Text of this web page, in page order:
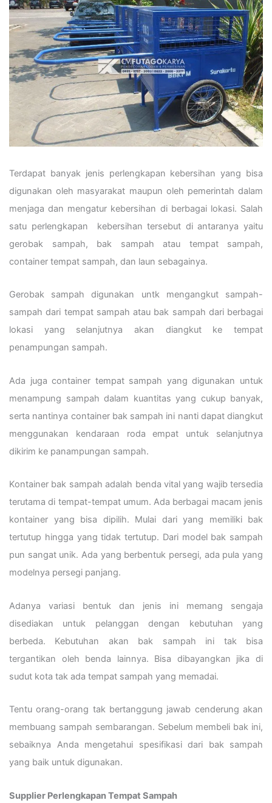
Terdapat banyak jenis perlengkapan kebersihan yang bisa
digunakan oleh masyarakat maupun oleh pemerintah dalam
menjaga dan mengatur kebersihan di berbagai lokasi. Salah
satu perlengkapan kebersihan tersebut di antaranya yaitu
gerobak sampah, bak sampah atau tempat sampah,
container tempat sampah, dan laun sebagainya.
Gerobak sampah digunakan untk mengangkut sampah-
sampah dari tempat sampah atau bak sampah dari berbagai
lokasi yang selanjutnya akan diangkut ke tempat
penampungan sampah.
Ada juga container tempat sampah yang digunakan untuk
menampung sampah dalam kuantitas yang cukup banyak,
serta nantinya container bak sampah ini nanti dapat diangkut
menggunakan kendaraan roda empat untuk selanjutnya
dikirim ke panampungan sampah.
Kontainer bak sampah adalah benda vital yang wajib tersedia
terutama di tempat-tempat umum. Ada berbagai macam jenis
kontainer yang bisa dipilih. Mulai dari yang memiliki bak
tertutup hingga yang tidak tertutup. Dari model bak sampah
pun sangat unik. Ada yang berbentuk persegi, ada pula yang
modelnya persegi panjang.
Adanya variasi bentuk dan jenis ini memang sengaja
disediakan untuk pelanggan dengan kebutuhan yang
berbeda. Kebutuhan akan bak sampah ini tak bisa
tergantikan oleh benda lainnya. Bisa dibayangkan jika di
sudut kota tak ada tempat sampah yang memadai.
Tentu orang-orang tak bertanggung jawab cenderung akan
membuang sampah sembarangan. Sebelum membeli bak ini,
sebaiknya Anda mengetahui spesifikasi dari bak sampah
yang baik untuk digunakan.
Supplier Perlengkapan Tempat Sampah